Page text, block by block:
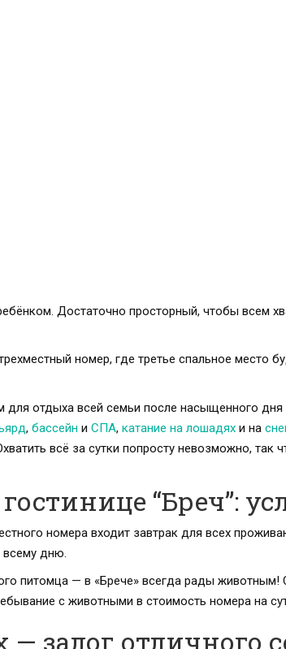
Достаточно просторный, чтобы всем
номер, где третье спальное место
для отдыха всей семьи после насыщенного дня
, бассейн и СПА, катание на лошадях и на
всё за сутки попросту невозможно,
“Бреч”:
номера входит завтрак для всех
всему дню.
питомца — в «Брече» всегда рады
с животными в стоимость номера на
— залог отличного